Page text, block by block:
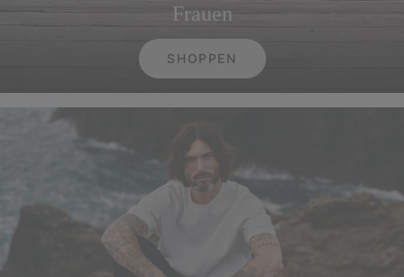
Frauen
SHOPPEN